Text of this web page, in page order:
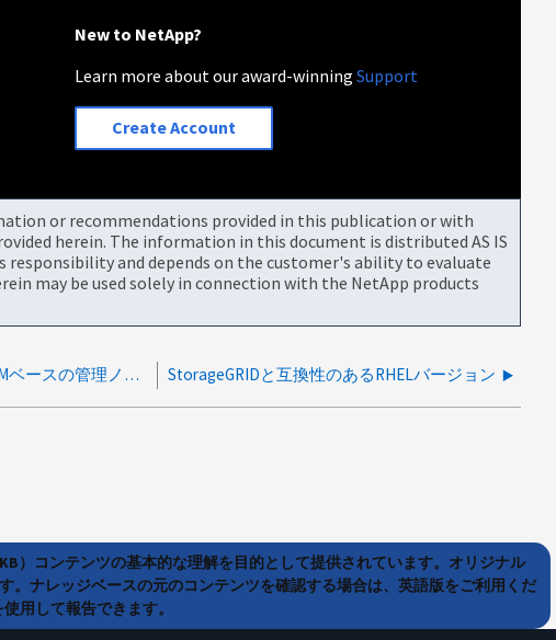
New to NetApp?
Learn more about our award-winningSupport
Create Account
or recommendations provided in this publication or with
herein. The information in this document is distributed AS IS
and depends on the customer's ability to evaluate
may be used solely in connection with the NetApp products
StorageGRIDのアップグレード後にVMベースの管理ノードが停止する StorageGRIDと互換性のあるRHELバージョン
）コンテンツの基本的な理解を目的として提供されています。オリジナル
ナレッジベースの元のコンテンツを確認する場合は、英語版をご利用くだ
用して報告できます。